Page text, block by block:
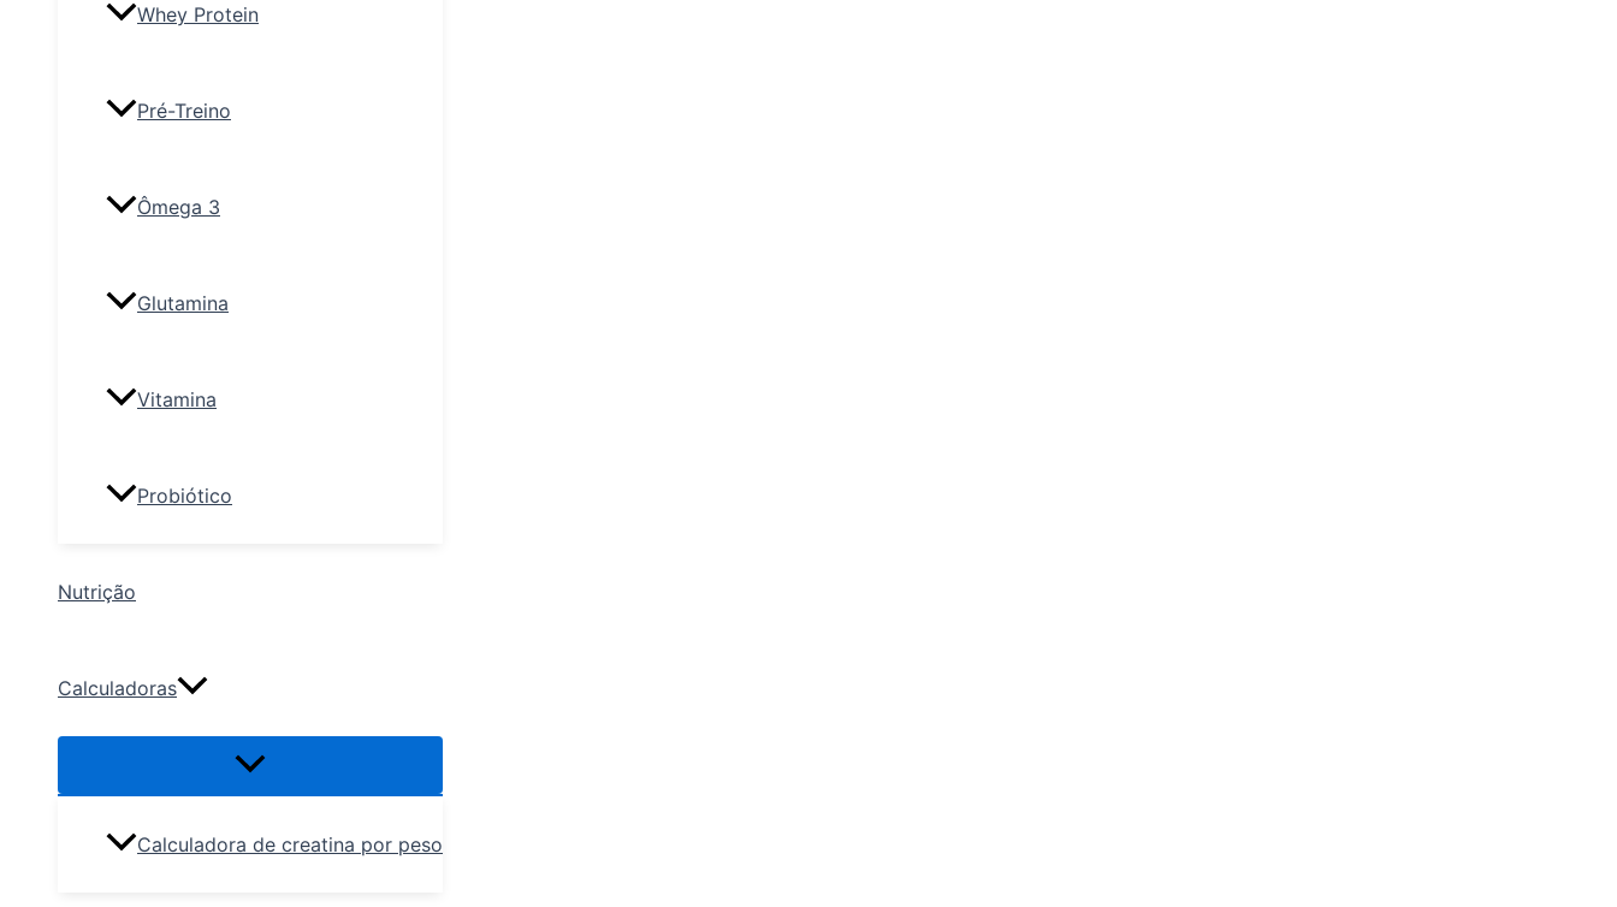
Whey Protein
Pré-Treino
Ômega 3
Glutamina
Vitamina
Probiótico
Nutrição
Calculadoras
Calculadora de creatina por peso